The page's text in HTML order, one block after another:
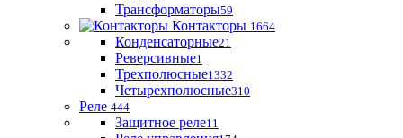
Трансформаторы59
Контакторы 1664
Конденсаторные21
Реверсивные1
Трехполюсные1332
Четырехполюсные310
Реле 444
Защитное реле11